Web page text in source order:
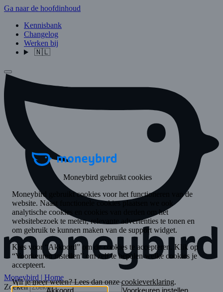
Ga naar de hoofdinhoud
Kennisbank
Changelog
Werken bij
🇳🇱
Moneybird | Home
Zoeken